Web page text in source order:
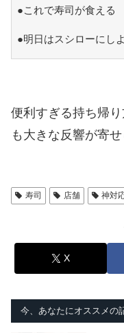
●これで寿司が食える
●明日はスシローにし
便利すぎる持ち帰
も大きな反響が寄
寿司 店舗 神対
X
今、あなたにオススメの